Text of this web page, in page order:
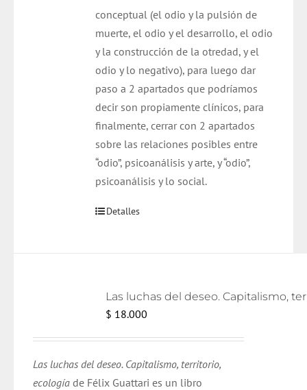
conceptual (el odio y la pulsión de
muerte, el odio y el desarrollo, el odio
y la construcción de la otredad, y el
odio y lo negativo), para luego dar
paso a 2 apartados que podríamos
decir son propiamente clínicos, para
finalmente, cerrar con 2 apartados
sobre las relaciones posibles entre
“odio”, psicoanálisis y arte, y “odio”,
psicoanálisis y lo social.
Detalles
Las
$ 18.000
Las luchas del deseo. Capitalismo, territorio,
ecología de Félix Guattari es un libro